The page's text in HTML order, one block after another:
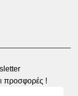
προσφορές !